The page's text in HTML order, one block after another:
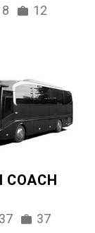
8 12
COACH
37 37